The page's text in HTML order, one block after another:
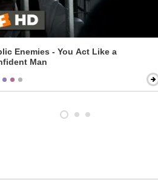
Enemies - You Act Like a
Man